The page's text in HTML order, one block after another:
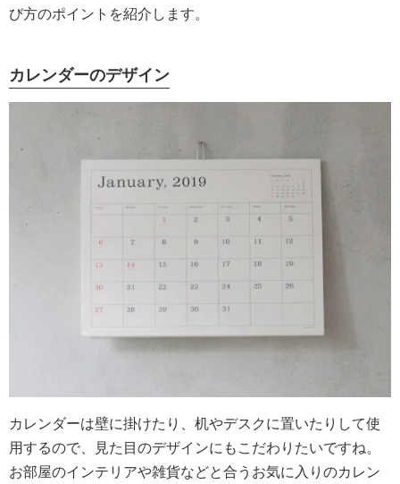
び方のポイントを紹介します。
カレンダーのデザイン
カレンダーは壁に掛けたり、机やデスクに置いたりして使
用するので、見た目のデザインにもこだわりたいですね。
お部屋のインテリアや雑貨などと合うお気に入りのカレン